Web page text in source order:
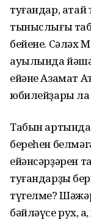
туғандар, атай
тыныслығы
бейене. Сәләх
ауылында
ейәне Азамат
юбилейҙары
Табын
береһен
ейәнсәрҙәрен
туғандарҙың
түгелме?
бәйләүсе рух,